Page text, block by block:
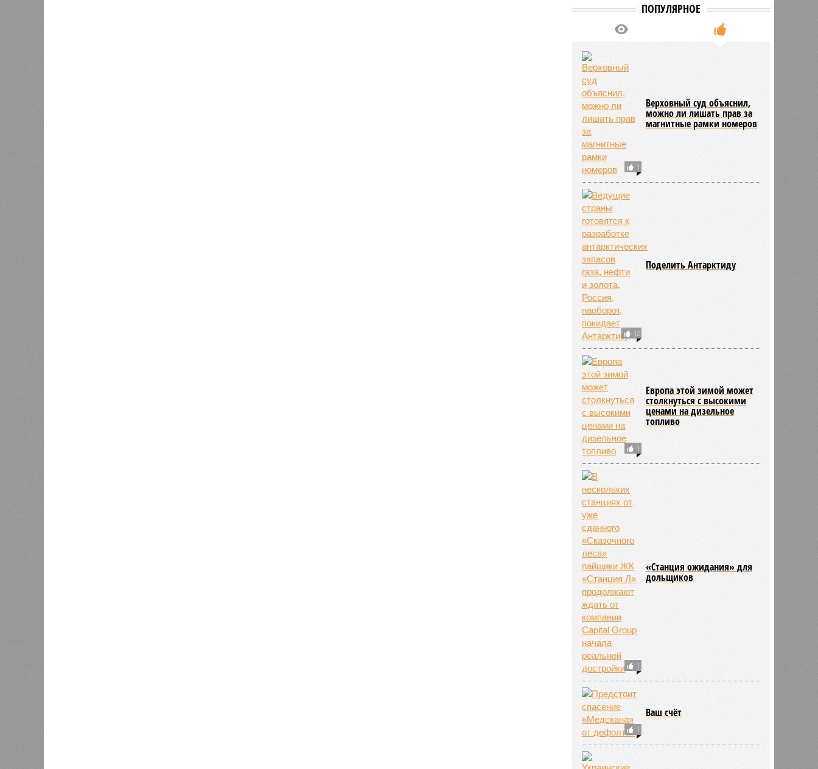
ПОПУЛЯРНОЕ
1
Верховный суд объяснил,
можно ли лишать прав за
магнитные рамки номеров
12
Поделить Антарктиду
1
Европа этой зимой может
столкнуться с высокими
ценами на дизельное
топливо
1
«Станция ожидания» для
дольщиков
1
Ваш счёт